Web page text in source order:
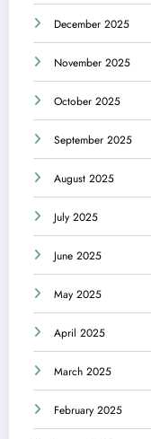
December 2025
November 2025
October 2025
September 2025
August 2025
July 2025
June 2025
May 2025
April 2025
March 2025
February 2025